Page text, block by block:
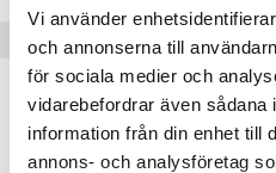
Vi använder
och annonserna till
för sociala medier och
vidarebefordrar även sådana
information från din enhet till
annons- och analysföretag
& Peitot